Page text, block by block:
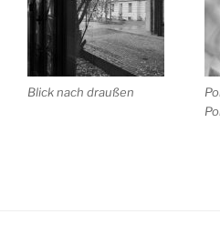
Blick nach draußen